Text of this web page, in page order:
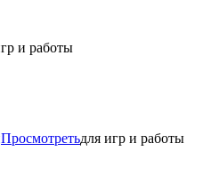
и работы
Просмотретьдля игр и работы